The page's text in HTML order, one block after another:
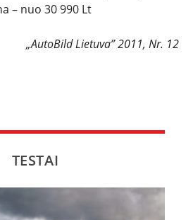
– nuo 30 990 Lt
„AutoBild Lietuva” 2011, Nr. 12
TESTAI